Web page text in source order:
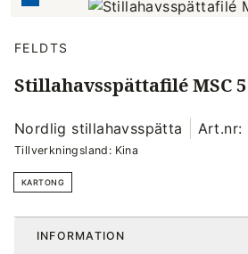
FELDTS
Stillahavsspättafilé MSC
Nordlig stillahavsspätta Art.nr:
Tillverkningsland: Kina
KARTONG
INFORMATION